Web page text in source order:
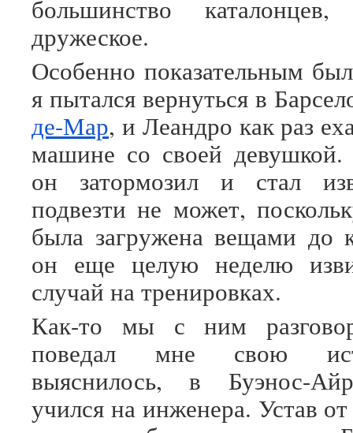
большинство
дружеское.
Особенно показательным
я пытался вернуться в
де-Мар, и Леандро как раз
машине со своей девушкой.
он затормозил и стал
подвезти не может,
была загружена вещами
он еще целую неделю
случай на тренировках.
Как-то мы с ним
поведал мне свою
выяснилось, в Буэнос-
учился на инженера. Устав от